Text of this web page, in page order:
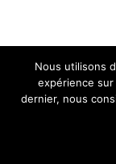
Nous utilisons
expérience
dernier, nous